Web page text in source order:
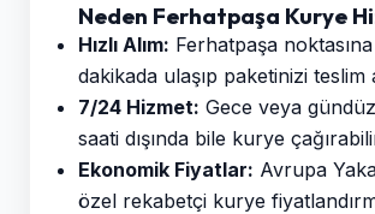
Neden Ferhatpaşa Kurye
Hızlı Alım: Ferhatpaşa
dakikada ulaşıp paketinizi teslim
7/24 Hizmet: Gece veya
saati dışında bile kurye
Ekonomik Fiyatlar: Avrupa
özel rekabetçi kurye